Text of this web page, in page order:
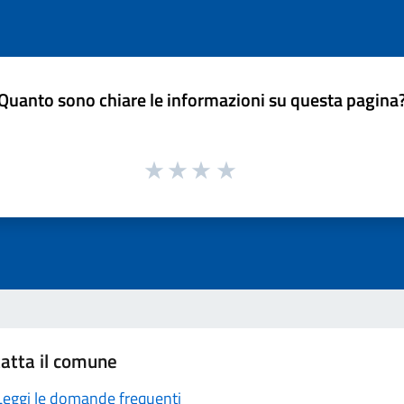
sono chiare le informazioni su questa
il comune
le domande frequenti